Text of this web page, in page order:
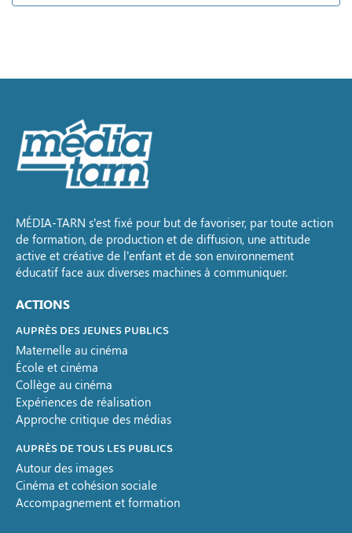
MÉDIA-TARN s’est fixé pour but de favoriser, par toute action
de formation, de production et de diffusion, une attitude
active et créative de l’enfant et de son environnement
éducatif face aux diverses machines à communiquer.
ACTIONS
AUPRÈS DES JEUNES PUBLICS
Maternelle au cinéma
École et cinéma
Collège au cinéma
Expériences de réalisation
Approche critique des médias
AUPRÈS DE TOUS LES PUBLICS
Autour des images
Cinéma et cohésion sociale
Accompagnement et formation